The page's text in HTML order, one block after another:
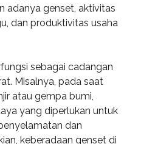
adanya genset, aktivitas
dan produktivitas usaha
sebagai cadangan
Misalnya, pada saat
atau gempa bumi,
yang diperlukan untuk
dan
keberadaan genset di